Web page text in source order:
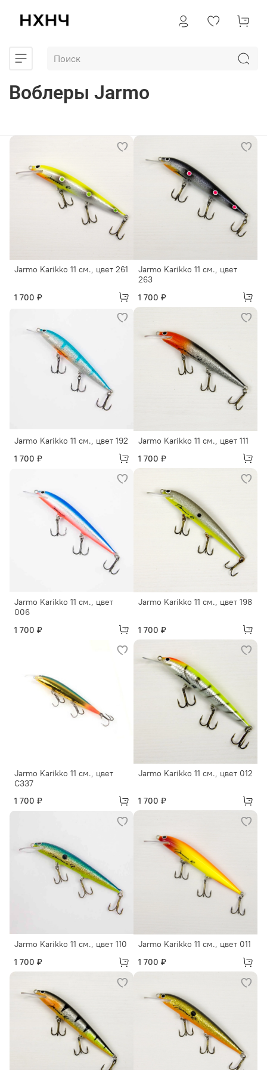
Воблеры Jarmo
Jarmo Karikko 11 см., цвет 261
1 700 ₽
Jarmo Karikko 11 см., цвет
263
1 700 ₽
Jarmo Karikko 11 см., цвет 192
1 700 ₽
Jarmo Karikko 11 см., цвет 111
1 700 ₽
Jarmo Karikko 11 см., цвет
006
1 700 ₽
Jarmo Karikko 11 см., цвет 198
1 700 ₽
Jarmo Karikko 11 см., цвет
C337
1 700 ₽
Jarmo Karikko 11 см., цвет 012
1 700 ₽
Jarmo Karikko 11 см., цвет 110
1 700 ₽
Jarmo Karikko 11 см., цвет 011
1 700 ₽